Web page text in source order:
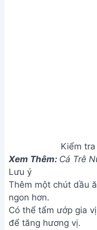
Kiểm
Xem Thêm: Cá Trê
Lưu ý
Thêm một chút dầu
ngon hơn.
Có thể tẩm ướp gia
để tăng hương vị.